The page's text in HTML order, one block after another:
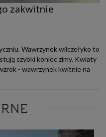
zakwitnie
Wawrzynek wilczełyko to
szybki koniec zimy. Kwiaty
- wawrzynek kwitnie na